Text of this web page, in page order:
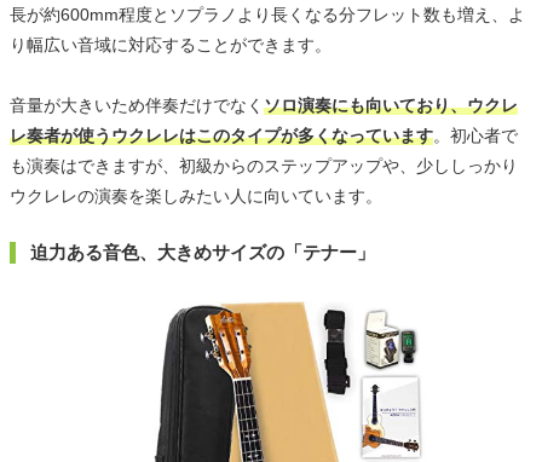
長が約600mm程度とソプラノより長くなる分フレット数も増え、よ
り幅広い音域に対応することができます。
音量が大きいため伴奏だけでなく ソロ演奏にも向いており、ウクレ
レ奏者が使うウクレレはこのタイプが多くなっています。初心者で
も演奏はできますが、初級からのステップアップや、少ししっかり
ウクレレの演奏を楽しみたい人に向いています。
迫力ある音色、大きめサイズの「テナー」